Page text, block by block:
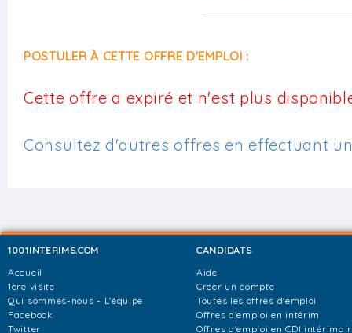
POSTULER À CETTE OFFRE D'EMPLOI :
Cette offre a expiré et n'est plus
Consultez d'autres offres en effectuant
1001INTERIMS.COM
Accueil
1ère visite
Qui sommes-nous - L'équipe
Facebook
Twitter
CANDIDATS
Aide
Créer un compte
Toutes les offres d'emploi
Offres d'emploi en intérim
Offres d'emploi en CDI